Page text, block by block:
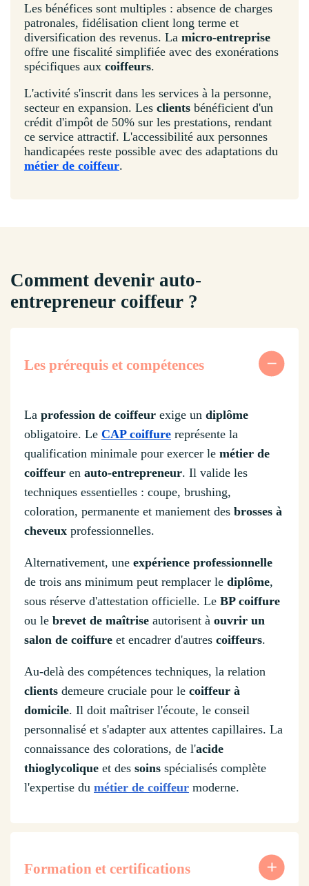
Les bénéfices sont multiples : absence de charges
patronales, fidélisation client long terme et
diversification des revenus. La micro-entreprise
offre une fiscalité simplifiée avec des exonérations
spécifiques aux coiffeurs.
L'activité s'inscrit dans les services à la personne,
secteur en expansion. Les clients bénéficient d'un
crédit d'impôt de 50% sur les prestations, rendant
ce service attractif. L'accessibilité aux personnes
handicapées reste possible avec des adaptations du
métier de coiffeur.
Comment devenir auto-
entrepreneur coiffeur ?
Les prérequis et compétences
La profession de coiffeur exige un diplôme
obligatoire. Le CAP coiffure représente la
qualification minimale pour exercer le métier de
coiffeur en auto-entrepreneur. Il valide les
techniques essentielles : coupe, brushing,
coloration, permanente et maniement des brosses à
cheveux professionnelles.
Alternativement, une expérience professionnelle
de trois ans minimum peut remplacer le diplôme,
sous réserve d'attestation officielle. Le BP coiffure
ou le brevet de maîtrise autorisent à ouvrir un
salon de coiffure et encadrer d'autres coiffeurs.
Au-delà des compétences techniques, la relation
clients demeure cruciale pour le coiffeur à
domicile. Il doit maîtriser l'écoute, le conseil
personnalisé et s'adapter aux attentes capillaires. La
connaissance des colorations, de l'acide
thioglycolique et des soins spécialisés complète
l'expertise du métier de coiffeur moderne.
Formation et certifications